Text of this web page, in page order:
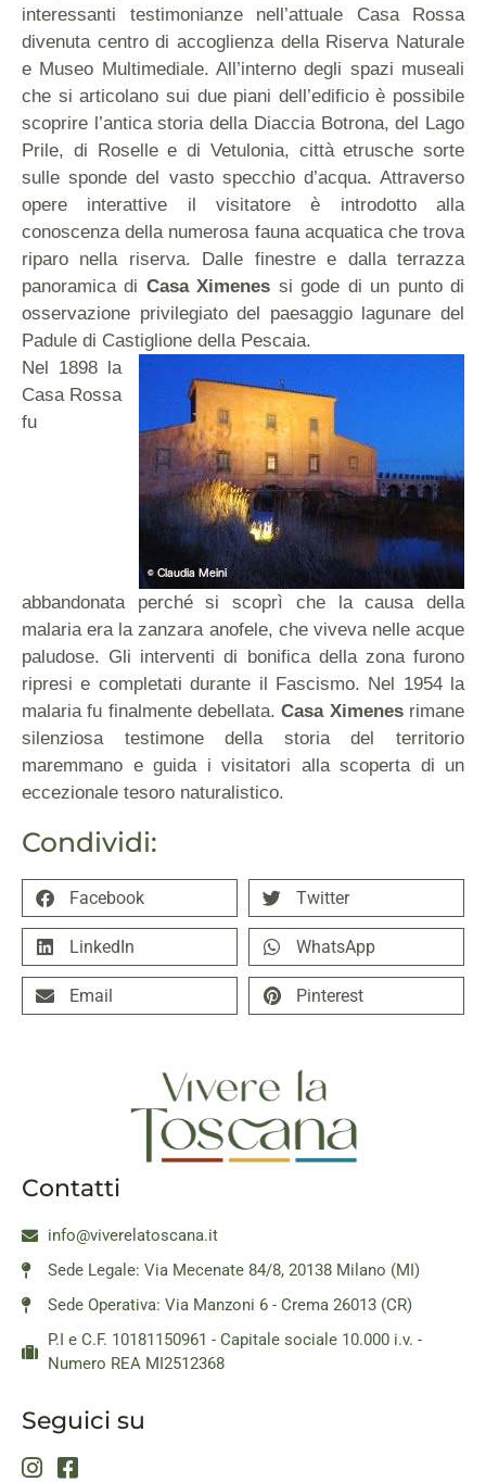
Condividi:
Facebook Twitter
LinkedIn WhatsApp
Email Pinterest
interessanti testimonianze nell’attuale Casa Rossa
divenuta centro di accoglienza della Riserva Naturale
e Museo Multimediale. All’interno degli spazi museali
che si articolano sui due piani dell’edificio è possibile
scoprire l’antica storia della Diaccia Botrona, del Lago
Prile, di Roselle e di Vetulonia, città etrusche sorte
sulle sponde del vasto specchio d’acqua. Attraverso
opere interattive il visitatore è introdotto alla
conoscenza della numerosa fauna acquatica che trova
riparo nella riserva. Dalle finestre e dalla terrazza
panoramica di Casa Ximenes si gode di un punto di
osservazione privilegiato del paesaggio lagunare del
Padule di Castiglione della Pescaia.
Nel 1898 la
Casa Rossa
fu
abbandonata perché si scoprì che la causa della
malaria era la zanzara anofele, che viveva nelle acque
paludose. Gli interventi di bonifica della zona furono
ripresi e completati durante il Fascismo. Nel 1954 la
malaria fu finalmente debellata.Casa Ximenesrimane
silenziosa testimone della storia del territorio
maremmano e guida i visitatori alla scoperta di un
eccezionale tesoro naturalistico.
Contatti
info@viverelatoscana.it
Sede Legale: Via Mecenate 84/8, 20138 Milano (MI)
Sede Operativa: Via Manzoni 6 - Crema 26013 (CR)
P.I e C.F. 10181150961 - Capitale sociale 10.000 i.v. -
Numero REA MI2512368
Seguici su